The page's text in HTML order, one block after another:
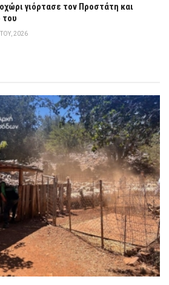
γιόρτασε τον Προστάτη και
του
2026